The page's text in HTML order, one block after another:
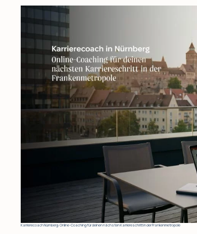
Karrierecoach Nürnberg: Online-Coaching für deinen nächsten Karriereschritt in der Frankenmetropole